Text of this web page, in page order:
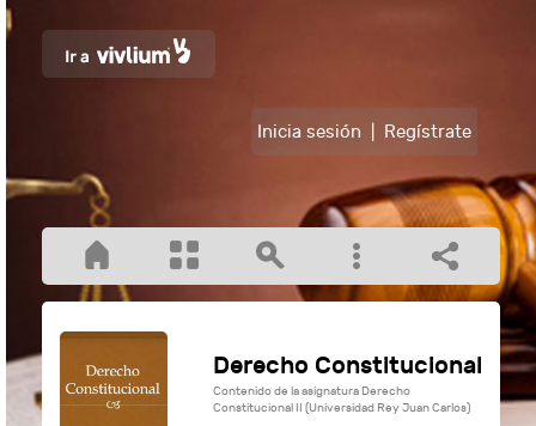
Inicia sesión Regístrate
Derecho Constitucional
Contenido de la asignatura Derecho
Constitucional II (Universidad Rey Juan Carlos)